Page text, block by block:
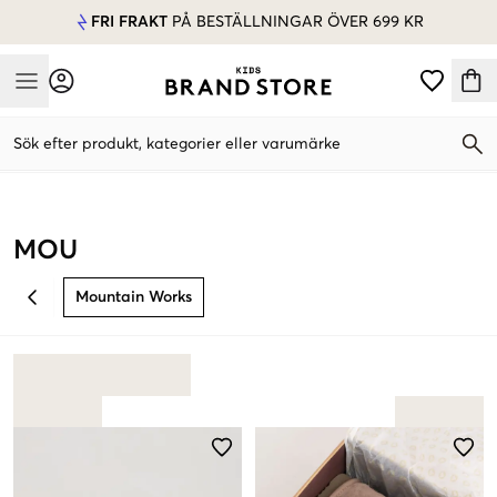
FRI FRAKT PÅ BESTÄLLNINGAR ÖVER 699 KR
Mobile Menu
Sök efter produkt, kategorier eller varumärke
MOU
BACK Mountain Works